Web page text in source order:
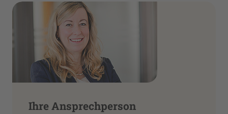
Ihre Ansprechperson